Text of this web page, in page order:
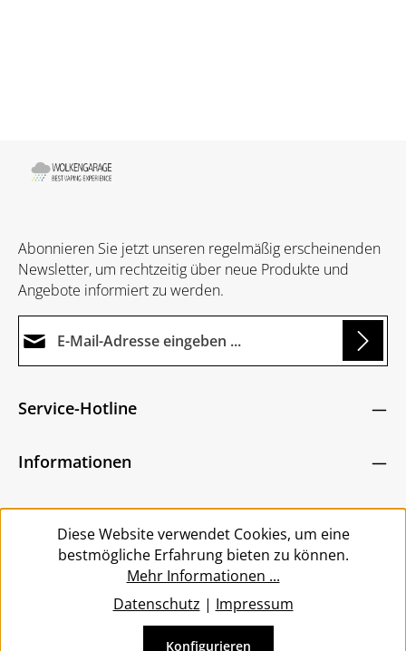
Abonnieren Sie jetzt unseren regelmäßig erscheinenden
Newsletter, um rechtzeitig über neue Produkte und
Angebote informiert zu werden.
Ich habe dieDatenschutzbestimmungen
bin mit ihnen einverstanden.
Zeichen ein*
Die mit einem Stern (*) markierten Felder sind
Service-Hotline
Informationen
Service
Diese Website verwendet Cookies, um eine
bestmögliche Erfahrung bieten zu können.
Mehr Informationen ...
Datenschutz | Impressum
Konfigurieren